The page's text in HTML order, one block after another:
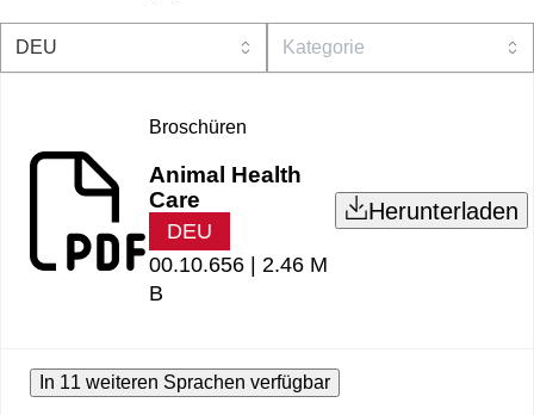
Broschüren
Animal Health
Care
DEU
00.10.656 | 2.46 M
B
Herunterladen
In 11 weiteren Sprachen verfügbar